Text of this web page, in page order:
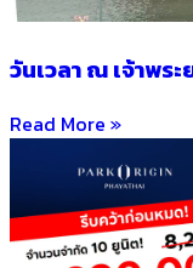
วันเวลา ณ เจ้าพร
Read More »